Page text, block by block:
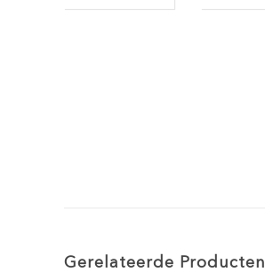
Gerelateerde Producten